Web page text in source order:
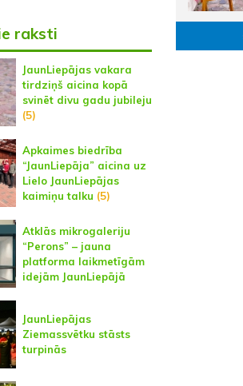
raksti
JaunLiepājas vakara
tirdziņš aicina kopā
svinēt divu gadu jubileju
(5)
Apkaimes biedrība
“JaunLiepāja” aicina uz
Lielo JaunLiepājas
kaimiņu talku (5)
Atklās mikrogaleriju
“Perons” – jauna
platforma laikmetīgām
idejām JaunLiepājā
JaunLiepājas
Ziemassvētku stāsts
turpinās